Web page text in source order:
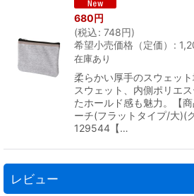
680円
(税込: 748円)
希望小売価格（定価）
:
在庫あり
柔らかい厚手のスウェッ
スウェット、内側ポリエ
たホールド感も魅力。【
ーチ(フラットタイプ/大)(
129544【…
レビュー